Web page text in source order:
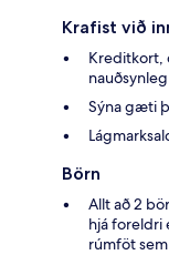
Krafist við
Kreditkort,
Sýna gæti
Börn
Allt að 2
hjá foreldri
rúmföt